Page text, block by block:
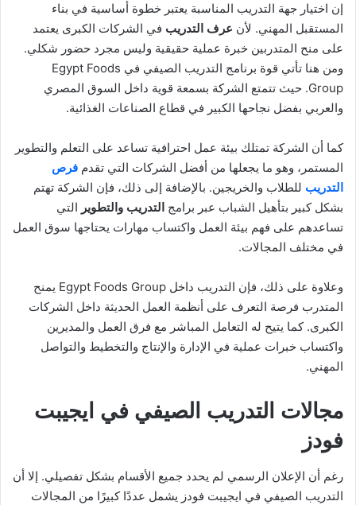
إن اختيار جهة التدريب المناسبة يعتبر خطوة أساسية في بناء
المستقبل المهني. لأن عرف التدريب في الشركات الكبرى يعتمد
على منح المتدربين خبرة عملية حقيقية وليس مجرد حضور شكلي.
ومن هنا تأتي قوة برنامج التدريب الصيفي في Egypt Foods
Group. حيث تتمتع الشركة بسمعة قوية داخل السوق المصري
والعربي بفضل نجاحها الكبير في قطاع الصناعات الغذائية.
كما أن الشركة تمتلك بيئة عمل احترافية تساعد على التعلم والتطوير
المستمر، وهو ما يجعلها من أفضل الشركات التي تقدم فرص
التدريب للطلاب والخريجين. بالإضافة إلى ذلك، فإن الشركة تهتم
بشكل كبير بتأهيل الشباب عبر برامج التدريب والتطوير التي
تساعدهم على فهم بيئة العمل واكتساب مهارات يحتاجها سوق العمل
في مختلف المجالات.
وعلاوة على ذلك، فإن التدريب داخل Egypt Foods Group يمنح
المتدرب فرصة التعرف على أنظمة العمل الحديثة داخل الشركات
الكبرى. كما يتيح له التعامل المباشر مع فرق العمل والمديرين
واكتساب خبرات عملية في الإدارة والإنتاج والتخطيط والتواصل
المهني.
مجالات التدريب الصيفي في ايجيبت
فودز
رغم أن الإعلان الرسمي لم يحدد جميع الأقسام بشكل تفصيلي. إلا أن
التدريب الصيفي في ايجيبت فودز يشمل عددًا كبيرًا من المجالات